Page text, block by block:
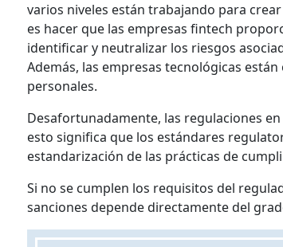
varios niveles están trabajando para
es hacer que las empresas fintech
identificar y neutralizar los riesgos
Además, las empresas tecnológicas
personales.
Desafortunadamente, las regulaciones
esto significa que los estándares
estandarización de las prácticas de
Si no se cumplen los requisitos del
sanciones depende directamente del